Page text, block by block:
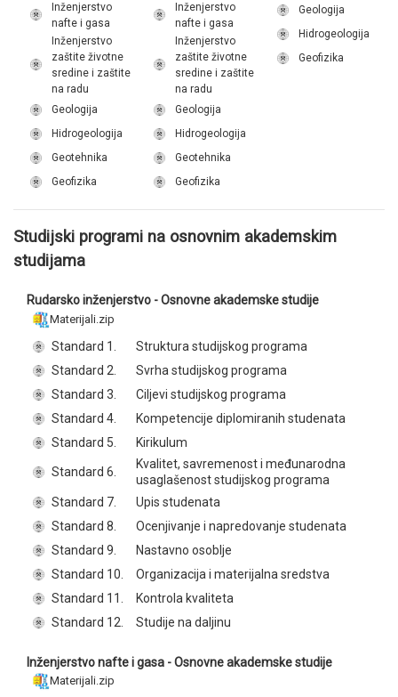
Inženjerstvo
nafte i gasa
Inženjerstvo
zaštite životne
sredine i zaštite
na radu
Geologija
Hidrogeologija
Geotehnika
Geofizika
Inženjerstvo
nafte i gasa
Inženjerstvo
zaštite životne
sredine i zaštite
na radu
Geologija
Hidrogeologija
Geotehnika
Geofizika
Geologija
Hidrogeologija
Geofizika
Studijski programi na osnovnim akademskim
studijama
Rudarsko inženjerstvo - Osnovne akademske studije
Materijali.zip
Standard 1.
Struktura studijskog programa
Standard 2.
Svrha studijskog programa
Standard 3.
Ciljevi studijskog programa
Standard 4.
Kompetencije diplomiranih studenata
Standard 5.
Kirikulum
Standard 6.
Kvalitet, savremenost i međunarodna
usaglašenost studijskog programa
Standard 7.
Upis studenata
Standard 8.
Ocenjivanje i napredovanje studenata
Standard 9.
Nastavno osoblje
Standard 10.
Organizacija i materijalna sredstva
Standard 11.
Kontrola kvaliteta
Standard 12.
Studije na daljinu
Inženjerstvo nafte i gasa - Osnovne akademske studije
Materijali.zip